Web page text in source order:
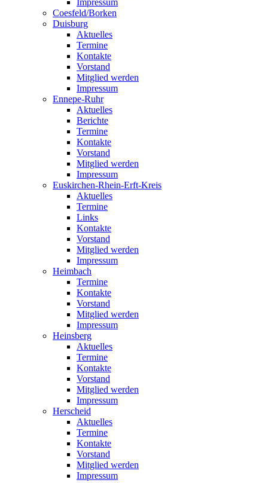
Impressum
Coesfeld/Borken
Duisburg
Aktuelles
Termine
Kontakte
Vorstand
Mitglied werden
Impressum
Ennepe-Ruhr
Aktuelles
Berichte
Termine
Kontakte
Vorstand
Mitglied werden
Impressum
Euskirchen-Rhein-Erft-Kreis
Aktuelles
Termine
Links
Kontakte
Vorstand
Mitglied werden
Impressum
Heimbach
Termine
Kontakte
Vorstand
Mitglied werden
Impressum
Heinsberg
Aktuelles
Termine
Kontakte
Vorstand
Mitglied werden
Impressum
Herscheid
Aktuelles
Termine
Kontakte
Vorstand
Mitglied werden
Impressum